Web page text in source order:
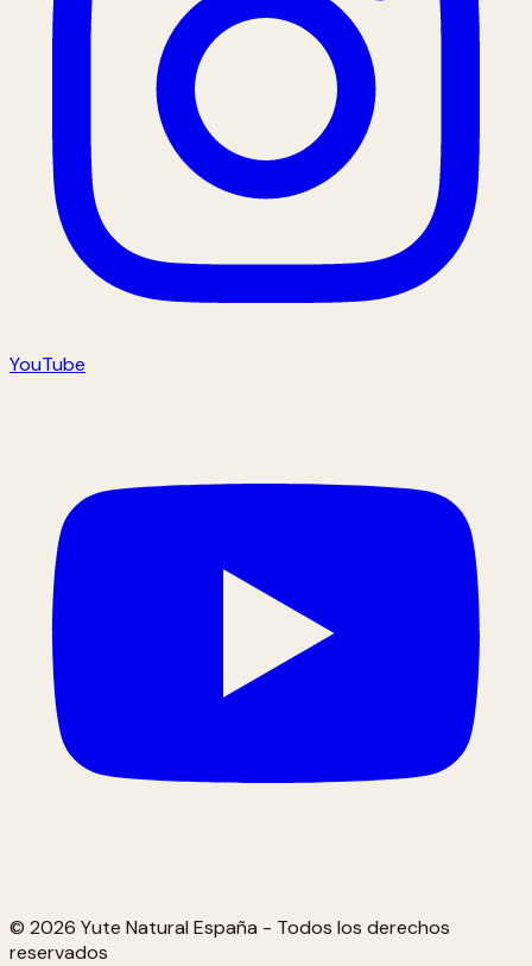
YouTube
© 2026 Yute Natural España - Todos los derechos
reservados